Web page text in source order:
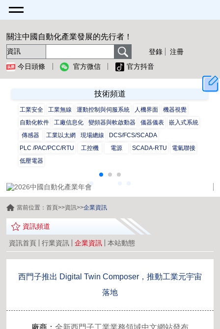
關注中國自動化產業發展的先行者！
登錄
注冊
今日頭條
官方微信 官方抖音
技術頻道
工業安全 工業無線 運動控制與伺服系統 人機界面
機器視覺
自動化軟件
工廠信息化 變頻器與軟啟動器 儀器儀表
嵌入式系統
傳感器
工業以太網 現場總線
DCS/FCS/SCADA
PLC /PAC/PCC/RTU
工控機 電源 SCADA-RTU
電氣聯接
低壓電器
當前位置：首頁>>資訊>>企業資訊
資訊頻道
資訊首頁 行業資訊 企業資訊 本站動態
西門子推出 Digital Twin Composer，推動工業元宇宙
落地
廠商： 全新西門子工業業務領域中文網站發布